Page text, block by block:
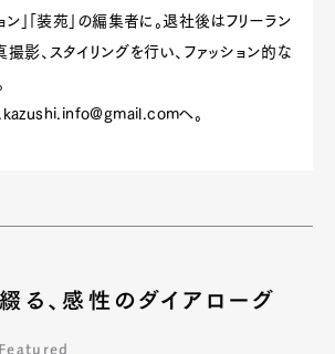
ン」「装苑」の編集者に。退社後はフリーラン
撮影、スタイリングを行い、ファッション的な
へ。
る、感性のダイアローグ
Featured